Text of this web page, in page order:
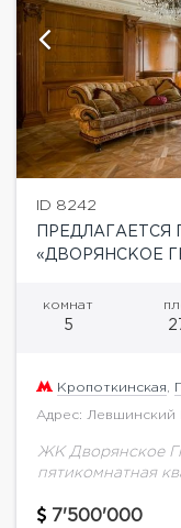
ID 8242
«ДВОРЯНСКОЕ
комнат
5
Кропоткинская
Адрес: Левшинский
ЖК Дворянское
пятикомнатная
бытовой
7'500'000